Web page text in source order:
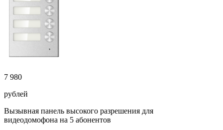
7 980
рублей
Вызывная панель высокого разрешения для
видеодомофона на 5 абонентов